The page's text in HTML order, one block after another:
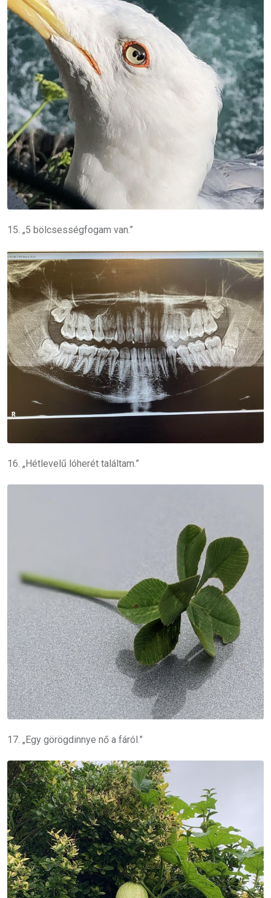
15. „5 bölcsességfogam van.”
16. „Hétlevelű lóherét találtam.”
17. „Egy görögdinnye nő a fáról.”